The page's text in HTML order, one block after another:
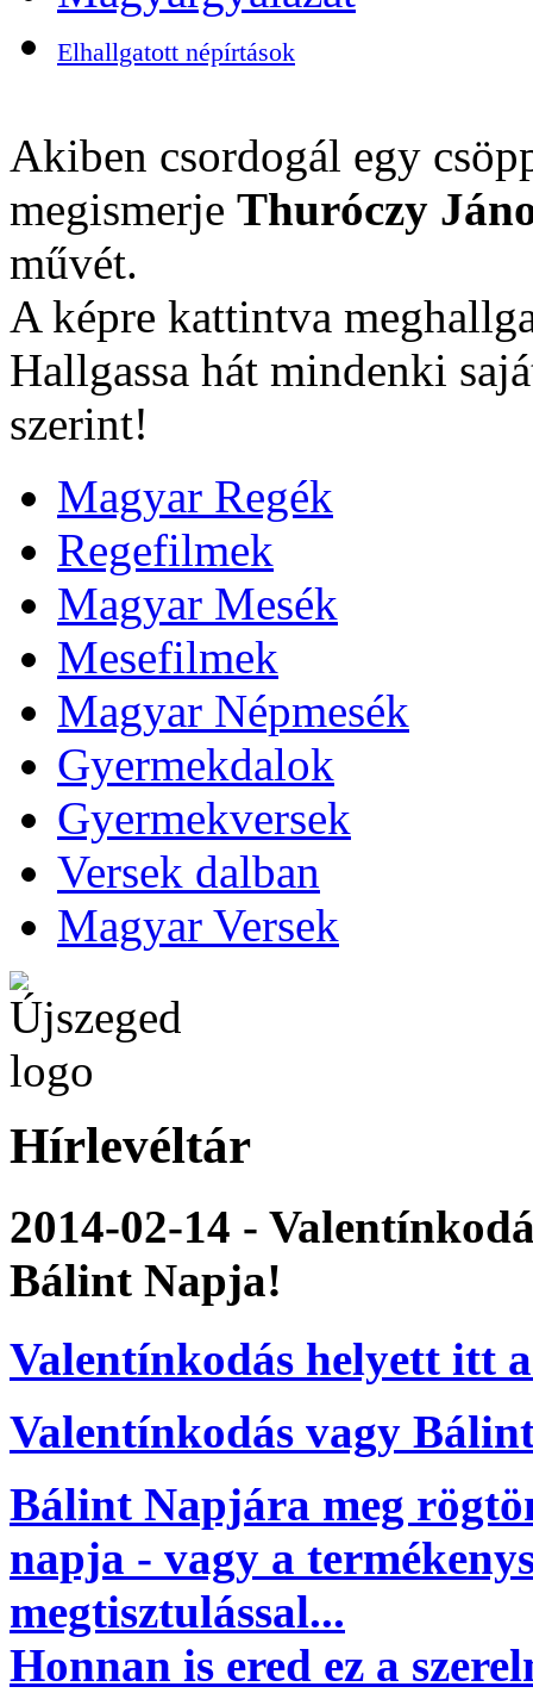
Elhallgatott népírtások
Akiben csordogál egy
megismerje Thuróczy
művét.
A képre kattintva
Hallgassa hát mindenki
szerint!
Magyar Regék
Regefilmek
Magyar Mesék
Mesefilmek
Magyar Népmesék
Gyermekdalok
Gyermekversek
Versek dalban
Magyar Versek
Hírlevéltár
2014-02-14 -
Bálint Napja!
Valentínkodás helyett itt
Valentínkodás vagy
Bálint Napjára meg
napja - vagy a
megtisztulással...
Honnan is ered ez a